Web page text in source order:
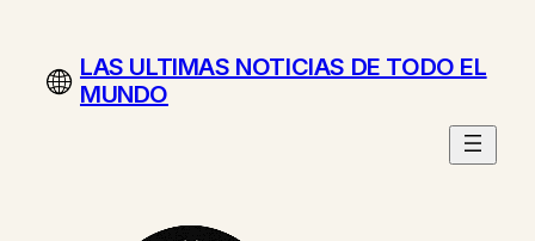
contenidoLAS ULTIMAS NOTICIAS DE TODO EL
MUNDO